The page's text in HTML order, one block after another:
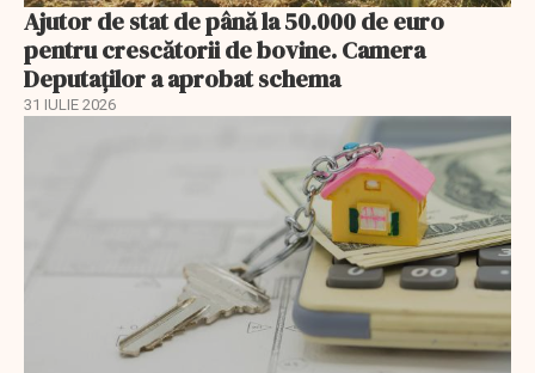
Ajutor de stat de până la 50.000 de euro
pentru crescătorii de bovine. Camera
Deputaților a aprobat schema
31 IULIE 2026